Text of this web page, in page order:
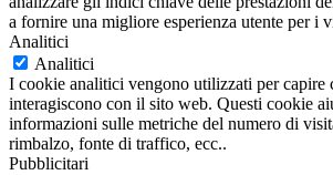
a fornire una migliore esperienza utente per i
Analitici
Analitici
I cookie analitici vengono utilizzati per capire
interagiscono con il sito web. Questi cookie
informazioni sulle metriche del numero di
rimbalzo, fonte di traffico, ecc..
Pubblicitari